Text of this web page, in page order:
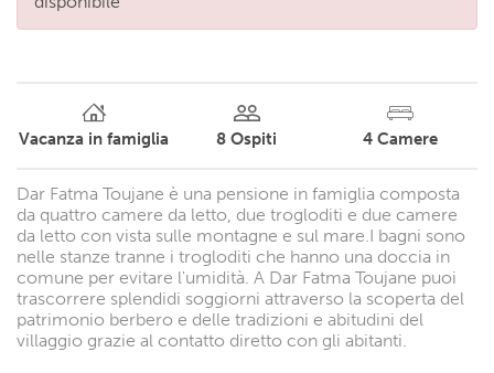
Vacanza in famiglia 8 Ospiti 4 Camere
Dar Fatma Toujane è una pensione in famiglia composta
da quattro camere da letto, due trogloditi e due camere
da letto con vista sulle montagne e sul mare.I bagni sono
nelle stanze tranne i trogloditi che hanno una doccia in
comune per evitare l'umidità. A Dar Fatma Toujane puoi
trascorrere splendidi soggiorni attraverso la scoperta del
patrimonio berbero e delle tradizioni e abitudini del
villaggio grazie al contatto diretto con gli abitanti.